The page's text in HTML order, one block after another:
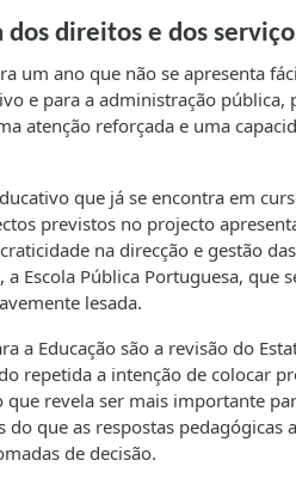
direitos e dos
um ano que não se apresenta
e para a administração pública,
atenção reforçada e uma
que já se encontra em
previstos no projecto
na direcção e gestão
Escola Pública Portuguesa, que
lesada.
a Educação são a revisão do
repetida a intenção de colocar
revela ser mais importante
que as respostas pedagógicas
de decisão.